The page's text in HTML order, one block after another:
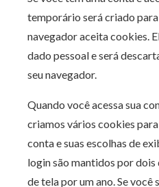
temporário será criado
navegador aceita cookies.
dado pessoal e será
seu navegador.
Quando você acessa sua
criamos vários cookies
conta e suas escolhas de
login são mantidos por dois
de tela por um ano. Se você